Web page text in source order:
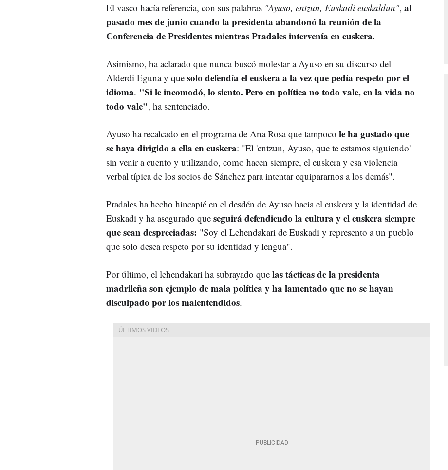
El vasco hacía referencia, con sus palabras "Ayuso, entzun, Euskadi euskaldun", al
pasado mes de junio cuando la presidenta abandonó la reunión de la
Conferencia de Presidentes mientras Pradales intervenía en euskera.
Asimismo, ha aclarado que nunca buscó molestar a Ayuso en su discurso del
Alderdi Eguna y que solo defendía el euskera a la vez que pedía respeto por el
idioma. "Si le incomodó, lo siento. Pero en política no todo vale, en la vida no
todo vale", ha sentenciado.
Ayuso ha recalcado en el programa de Ana Rosa que tampoco le ha gustado que
se haya dirigido a ella en euskera: "El 'entzun, Ayuso, que te estamos siguiendo'
sin venir a cuento y utilizando, como hacen siempre, el euskera y esa violencia
verbal típica de los socios de Sánchez para intentar equipararnos a los demás".
Pradales ha hecho hincapié en el desdén de Ayuso hacia el euskera y la identidad de
Euskadi y ha asegurado que seguirá defendiendo la cultura y el euskera siempre
que sean despreciadas: "Soy el Lehendakari de Euskadi y represento a un pueblo
que solo desea respeto por su identidad y lengua".
Por último, el lehendakari ha subrayado que las tácticas de la presidenta
madrileña son ejemplo de mala política y ha lamentado que no se hayan
disculpado por los malentendidos.